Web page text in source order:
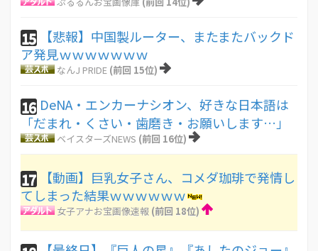
15
【悲報】中国製ルーター、またまたバックド
ア発見ｗｗｗｗｗｗｗ
なんJ PRIDE (前回 15位)
16 DeNA・エンカーナシオン、好きな日本語は
「だまれ・くさい・歯磨き・お願いします…」
ベイスターズNEWS (前回 16位)
17
【動画】巨乳女子さん、コメダ珈琲で発情し
てしまった結果ｗｗｗｗｗｗ
女子アナお宝画像速報 (前回 18位)